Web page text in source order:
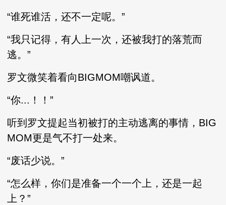
“谁死谁活，还不一定呢。”
“我只记得，有人上一次，还被我打的落荒而
逃。”
罗文微笑着看向BIGMOM嘲讽道。
“你...！！”
听到罗文提起当初被打的主动逃离的事情，BIG
MOM更是气不打一处来。
“废话少说。”
“怎么样，你们是准备一个一个上，还是一起
上？”